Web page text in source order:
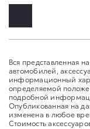
Вся представленная
автомобилей,
информационный
определяемой
подробной
Опубликованная на
изменена в любое
Стоимость